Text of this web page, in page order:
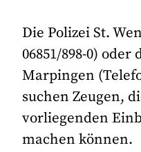
Die Polizei St.
06851/898-0)
Marpingen
suchen Zeugen,
vorliegenden
machen können.